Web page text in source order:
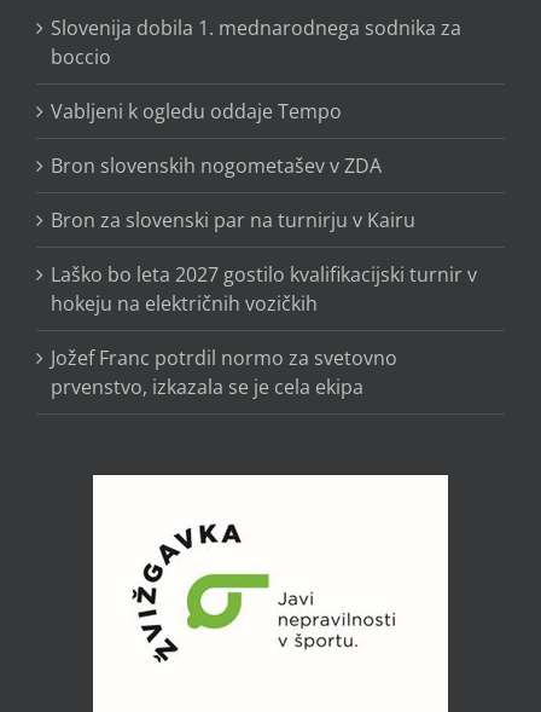
Slovenija dobila 1. mednarodnega sodnika za
boccio
Vabljeni k ogledu oddaje Tempo
Bron slovenskih nogometašev v ZDA
Bron za slovenski par na turnirju v Kairu
Laško bo leta 2027 gostilo kvalifikacijski turnir v
hokeju na električnih vozičkih
Jožef Franc potrdil normo za svetovno
prvenstvo, izkazala se je cela ekipa